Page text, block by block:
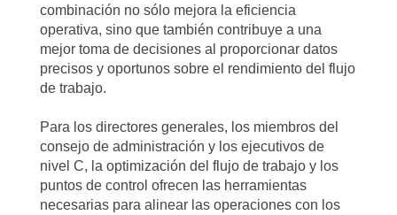
combinación no sólo mejora la eficiencia
operativa, sino que también contribuye a una
mejor toma de decisiones al proporcionar datos
precisos y oportunos sobre el rendimiento del flujo
de trabajo.
Para los directores generales, los miembros del
consejo de administración y los ejecutivos de
nivel C, la optimización del flujo de trabajo y los
puntos de control ofrecen las herramientas
necesarias para alinear las operaciones con los